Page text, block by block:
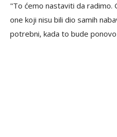
"To ćemo nastaviti da radimo.
one koji nisu bili dio samih
potrebni, kada to bude